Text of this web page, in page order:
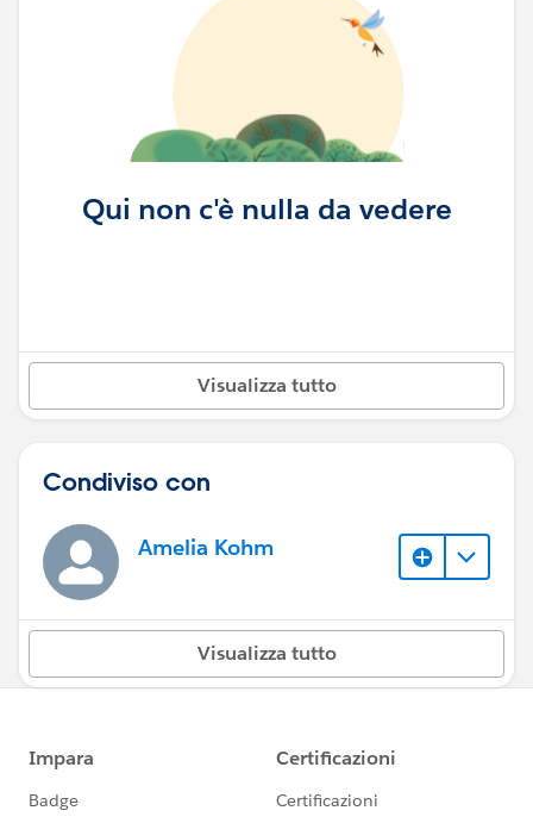
Qui non c'è nulla da vedere
Visualizza tutto
Condiviso con
Amelia Kohm
Visualizza tutto